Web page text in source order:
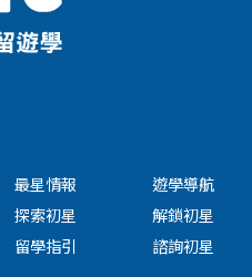
最星情報
探索初星
留學指引
遊學導航
解鎖初星
諮詢初星